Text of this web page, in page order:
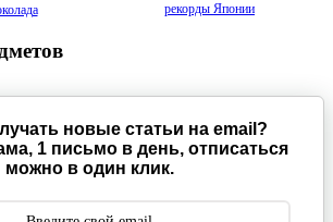
рекорды Японии
новые статьи на email?
1 письмо в день, отписаться
можно в один клик.